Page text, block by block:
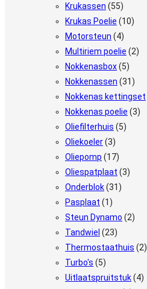
Krukassen (55)
Krukas Poelie (10)
Motorsteun (4)
Multiriem poelie (2)
Nokkenasbox(5)
Nokkenassen (31)
Nokkenas kettingset
Nokkenas poelie (3)
Oliefilterhuis (5)
Oliekoeler(3)
Oliepomp (17)
Oliespatplaat (3)
Onderblok(31)
Pasplaat (1)
Steun Dynamo (2)
Tandwiel (23)
Thermostaathuis (2)
Turbo's (5)
Uitlaatspruitstuk(4)